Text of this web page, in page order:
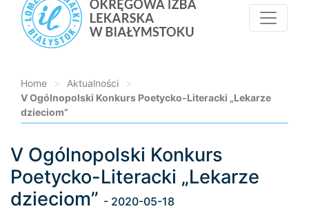
Home > Aktualności
>
V Ogólnopolski Konkurs Poetycko-Literacki „Lekarze
dzieciom”
Loading...
V Ogólnopolski Konkurs
Poetycko-Literacki „Lekarze
dzieciom” - 2020-05-18